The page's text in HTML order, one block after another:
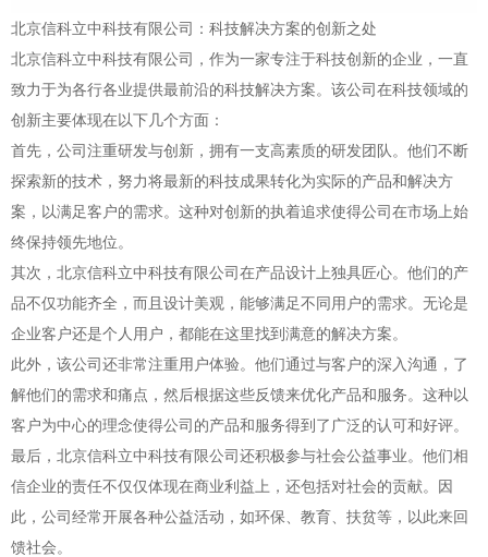
北京信科立中科技有限公司：科技解决方案的创新之处
北京信科立中科技有限公司，作为一家专注于科技创新的企业，一直
致力于为各行各业提供最前沿的科技解决方案。该公司在科技领域的
创新主要体现在以下几个方面：
首先，公司注重研发与创新，拥有一支高素质的研发团队。他们不断
探索新的技术，努力将最新的科技成果转化为实际的产品和解决方
案，以满足客户的需求。这种对创新的执着追求使得公司在市场上始
终保持领先地位。
其次，北京信科立中科技有限公司在产品设计上独具匠心。他们的产
品不仅功能齐全，而且设计美观，能够满足不同用户的需求。无论是
企业客户还是个人用户，都能在这里找到满意的解决方案。
此外，该公司还非常注重用户体验。他们通过与客户的深入沟通，了
解他们的需求和痛点，然后根据这些反馈来优化产品和服务。这种以
客户为中心的理念使得公司的产品和服务得到了广泛的认可和好评。
最后，北京信科立中科技有限公司还积极参与社会公益事业。他们相
信企业的责任不仅仅体现在商业利益上，还包括对社会的贡献。因
此，公司经常开展各种公益活动，如环保、教育、扶贫等，以此来回
馈社会。